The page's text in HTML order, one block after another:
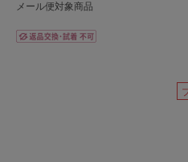
メール便対象商品